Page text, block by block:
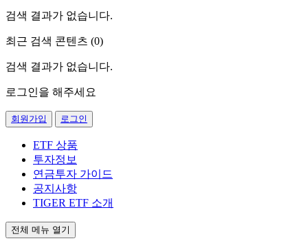
검색 결과가 없습니다.
최근 검색 콘텐츠 (0)
검색 결과가 없습니다.
로그인을 해주세요
회원가입 로그인
ETF 상품
투자정보
연금투자 가이드
공지사항
TIGER ETF 소개
전체 메뉴 열기